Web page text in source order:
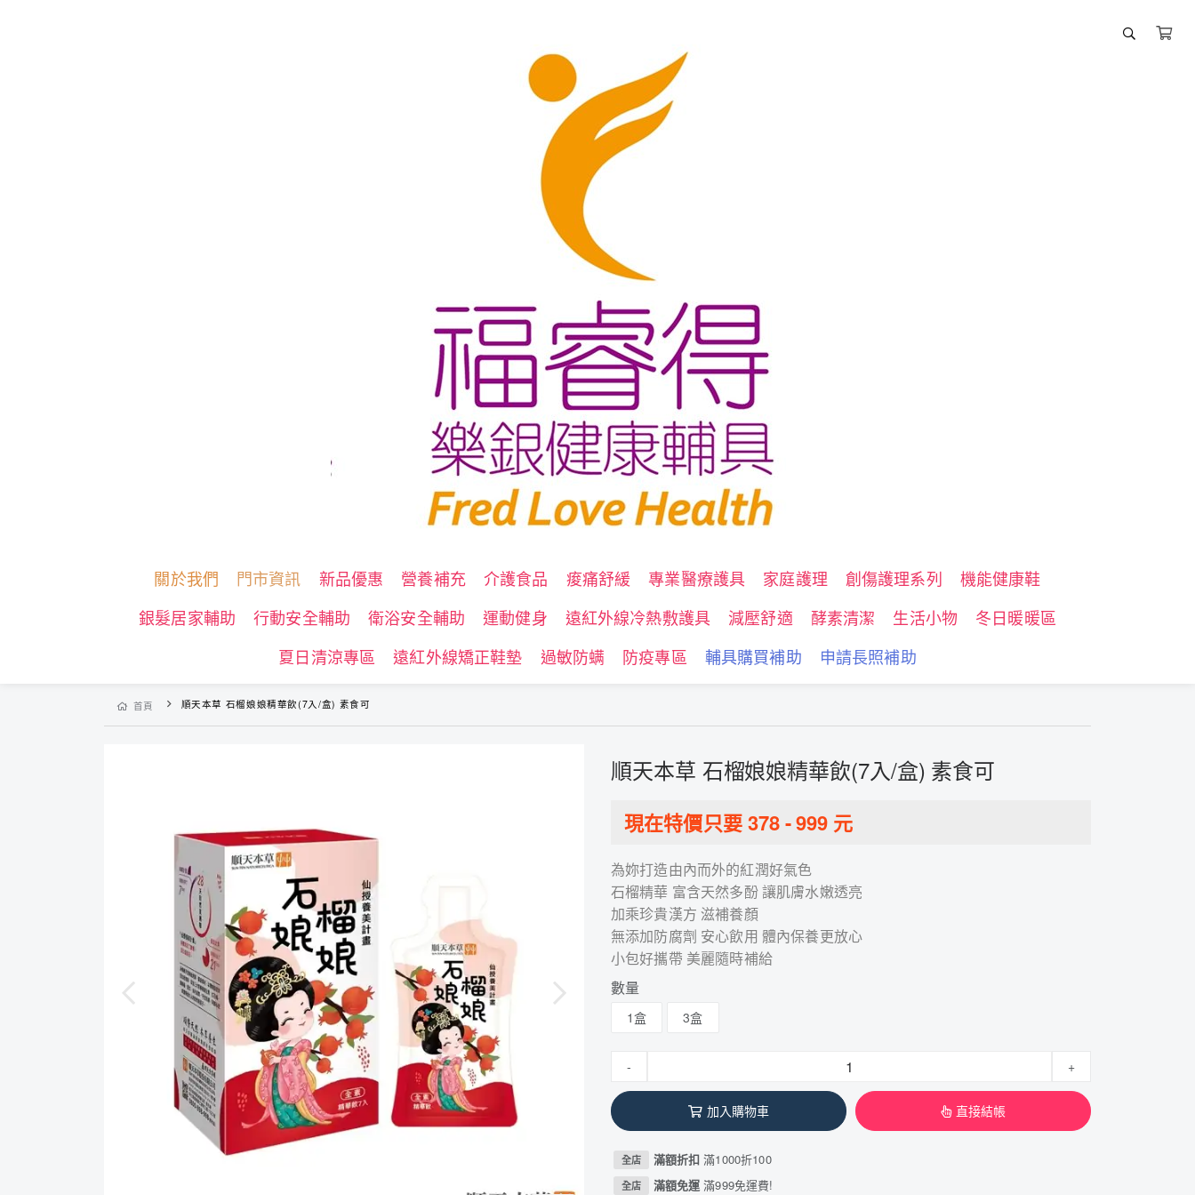
關於我們 門市資訊 新品優惠 營養補充 介護食品 痠痛舒緩 專業醫療護具 家庭護理 創傷護理系列
機能健康鞋
銀髮居家輔助
行動安全輔助 衛浴安全輔助 運動健身 遠紅外線冷熱敷護具 減壓舒適 酵素清潔 生活小物
冬日暖暖區
夏日清涼專區
遠紅外線矯正鞋墊 過敏防螨 防疫專區 輔具購買補助 申請長照補助
首頁 順天本草 石榴娘娘精華飲(7入/盒) 素食可
順天本草 石榴娘娘精華飲(7入/盒) 素食可
現在特價只要378-999 元
為妳打造由內而外的紅潤好氣色
石榴精華 富含天然多酚 讓肌膚水嫩透亮
加乘珍貴漢方 滋補養顏
無添加防腐劑 安心飲用 體內保養更放心
小包好攜帶 美麗隨時補給
數量
1盒 3盒
- +
加入購物車 直接結帳
全店 滿額折扣滿1000折100
全店 滿額免運滿999免運費!